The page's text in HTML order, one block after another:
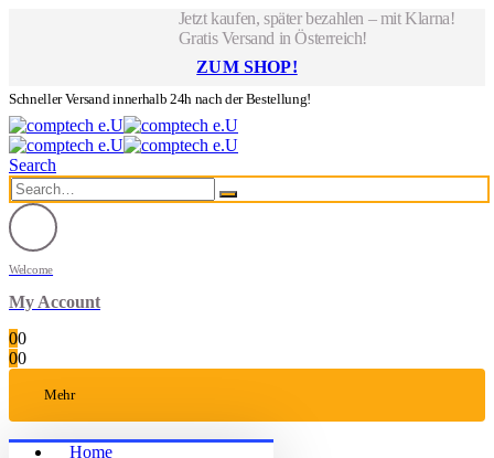
Jetzt kaufen, später bezahlen – mit Klarna!
Gratis Versand in Österreich!
ZUM SHOP!
Schneller Versand innerhalb 24h nach der Bestellung!
Search
Welcome
My Account
00
00
Mehr
Home